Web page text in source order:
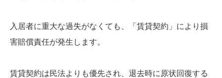
入居者に重大な過失がなくても、「賃貸契約」により損
害賠償責任が発生します。
賃貸契約は民法よりも優先され、退去時に原状回復する